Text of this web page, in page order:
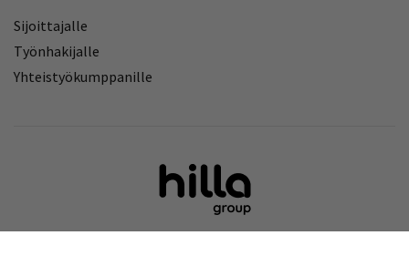
Sijoittajalle
Työnhakijalle
Yhteistyökumppanille